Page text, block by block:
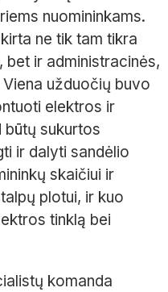
nuomininkams.
ne tik tam tikra
ir administracinės,
užduočių buvo
elektros ir
sukurtos
ir dalyti sandėlio
skaičiui ir
plotui, ir kuo
tinklą bei
komanda